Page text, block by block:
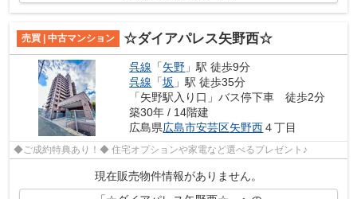
売買 | 中古マンション ☆ダイアパレス矢野西☆
呉線 「矢野 」駅 徒歩9分
呉線 「坂 」駅 徒歩35分
「矢野駅入り口」バス停下車 徒歩2分
築30年 / 14階建
広島県広島市安芸区矢野西４丁目
◆ご成約特典あり！◆ 住宅オプションや家電など選べるプレゼント♪
現在販売物件情報がありません。